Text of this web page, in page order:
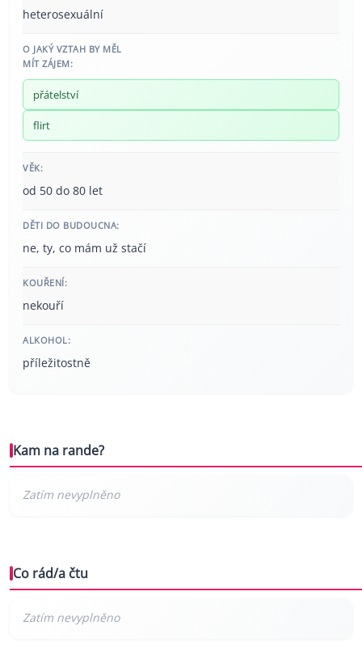
heterosexuální
O JAKÝ VZTAH BY MĚL
MÍT ZÁJEM:
přátelství
flirt
VĚK:
od 50 do 80 let
DĚTI DO BUDOUCNA:
ne, ty, co mám už stačí
KOUŘENÍ:
nekouří
ALKOHOL:
příležitostně
Kam na rande?
Co rád/a čtu